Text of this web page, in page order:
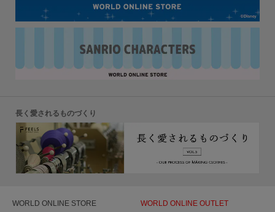
長く愛されるものづくり
WORLD ONLINE STORE WORLD ONLINE OUTLET